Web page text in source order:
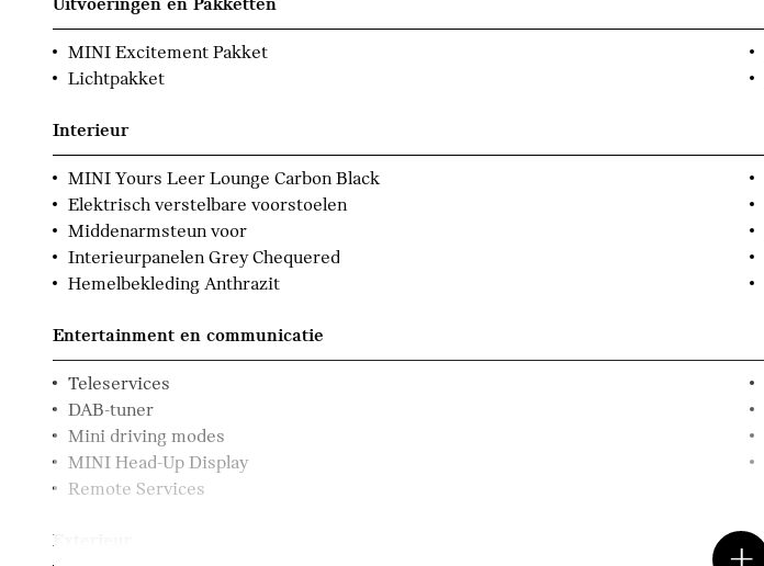
MINI Excitement Pakket
Lichtpakket
Interieur
MINI Yours Leer Lounge Carbon Black
Elektrisch verstelbare voorstoelen
Middenarmsteun voor
Interieurpanelen Grey Chequered
Hemelbekleding Anthrazit
Entertainment en communicatie
Teleservices
DAB-tuner
Mini driving modes
MINI Head-Up Display
Remote Services
Exterieur